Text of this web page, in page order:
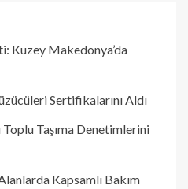
Kuzey Makedonya’da
Sertifikalarını Aldı
Taşıma Denetimlerini
Kapsamlı Bakım